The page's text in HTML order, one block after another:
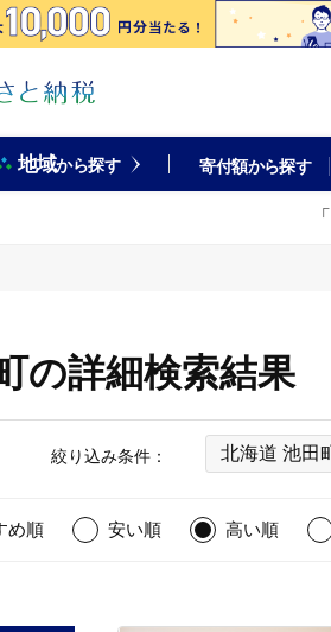
地域から探す 寄付額から探す
の詳細検索結果
絞り込み条件： 北海道 池田
め順 安い順 高い順